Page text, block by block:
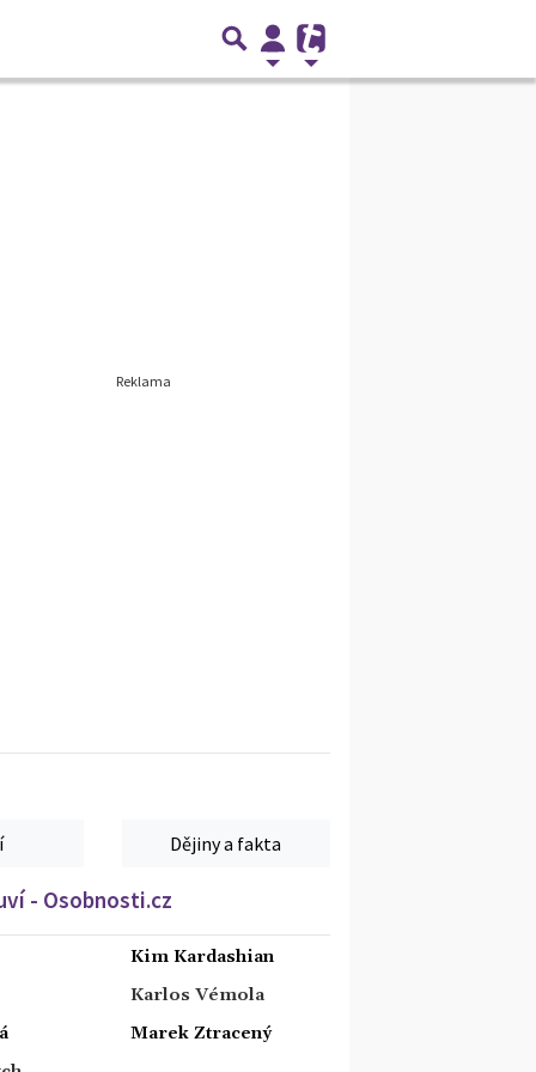
Dějiny a fakta
- Osobnosti.cz
Kim Kardashian
Karlos Vémola
Marek Ztracený